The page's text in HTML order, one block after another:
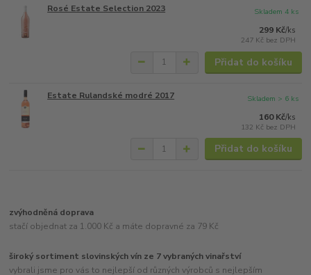
Rosé Estate Selection 2023
299 Kč/ks
247 Kč bez DPH
Skladem 4 ks
Přidat do košíku
Estate Rulandské modré 2017
160 Kč/ks
132 Kč bez DPH
Skladem > 6 ks
Přidat do košíku
zvýhodněná doprava
stačí objednat za 1.000 Kč a máte dopravné za 79 Kč
široký sortiment slovinských vín ze 7 vybraných vinařství
vybrali jsme pro vás to nejlepší od různých výrobců s nejlepším